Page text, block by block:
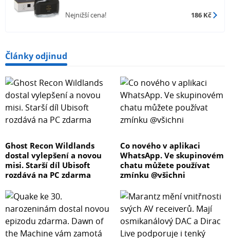
Nejnižší cena! 186 Kč
Články odjinud
Ghost Recon Wildlands
dostal vylepšení a novou
misi. Starší díl Ubisoft
rozdává na PC zdarma
Co nového v aplikaci
WhatsApp. Ve skupinovém
chatu můžete používat
zmínku @všichni